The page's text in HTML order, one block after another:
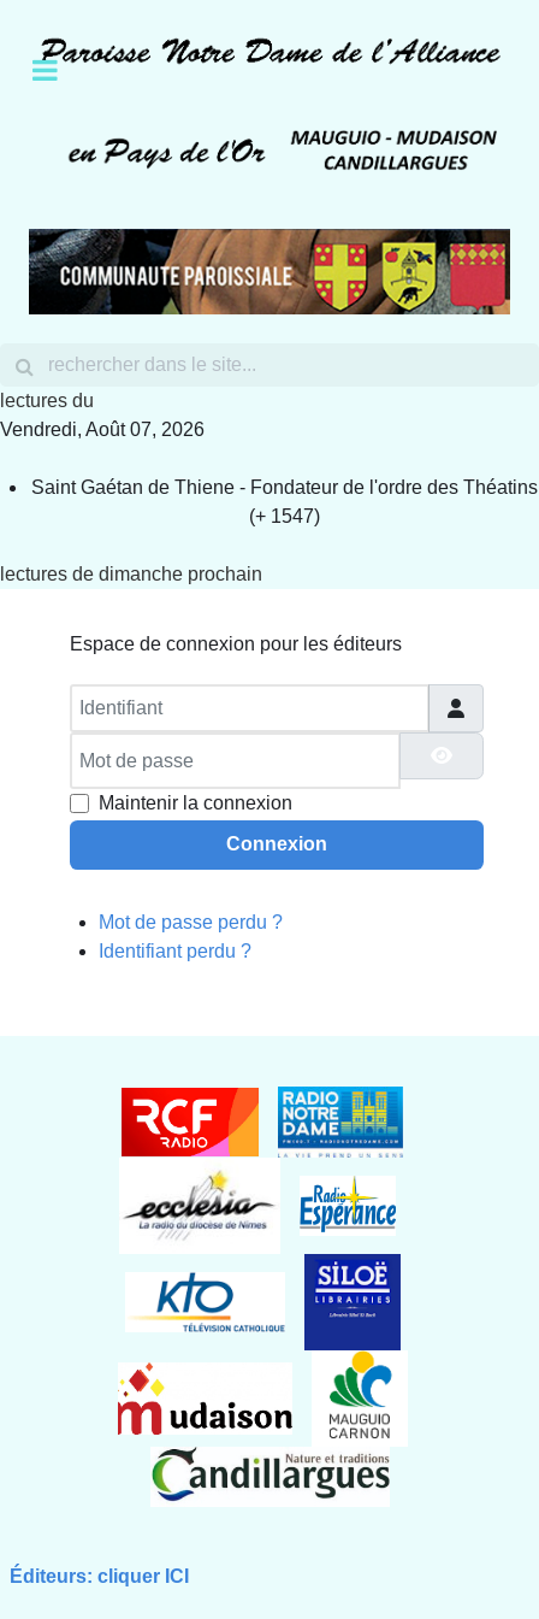
lectures du
Vendredi, Août 07, 2026
Saint Gaétan de Thiene - Fondateur de l'ordre des Théatins
(+ 1547)
lectures de dimanche prochain
Espace de connexion pour les éditeurs
Identifiant
Maintenir la connexion
Connexion
Mot de passe perdu ?
Identifiant perdu ?
Éditeurs: cliquer ICI